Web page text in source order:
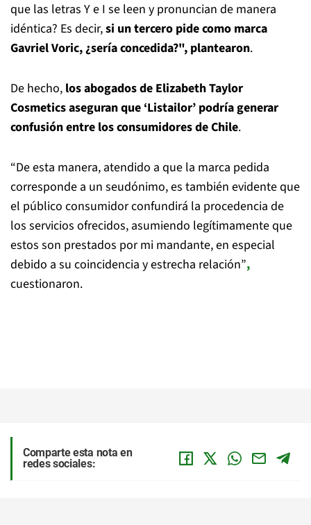
que las letras Y e I se leen y pronuncian de manera
idéntica? Es decir,si un tercero pide como marca
Gavriel Voric, ¿sería concedida?", plantearon.
De hecho, los abogados de Elizabeth Taylor
Cosmetics aseguran que ‘Listailor’ podría generar
confusión entre los consumidores de Chile.
“De esta manera, atendido a que la marca pedida
corresponde a un seudónimo, es también evidente que
el público consumidor confundirá la procedencia de
los servicios ofrecidos, asumiendo legítimamente que
estos son prestados por mi mandante, en especial
debido a su coincidencia y estrecha relación”,
cuestionaron.
Comparte esta nota en
redes sociales: